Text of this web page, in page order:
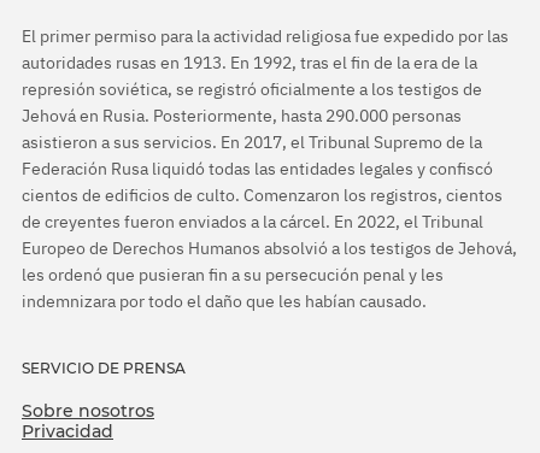
El primer permiso para la actividad religiosa fue expedido por las
autoridades rusas en 1913. En 1992, tras el fin de la era de la
represión soviética, se registró oficialmente a los testigos de
Jehová en Rusia. Posteriormente, hasta 290.000 personas
asistieron a sus servicios. En 2017, el Tribunal Supremo de la
Federación Rusa liquidó todas las entidades legales y confiscó
cientos de edificios de culto. Comenzaron los registros, cientos
de creyentes fueron enviados a la cárcel. En 2022, el Tribunal
Europeo de Derechos Humanos absolvió a los testigos de Jehová,
les ordenó que pusieran fin a su persecución penal y les
indemnizara por todo el daño que les habían causado.
SERVICIO DE PRENSA
Sobre nosotros
Privacidad